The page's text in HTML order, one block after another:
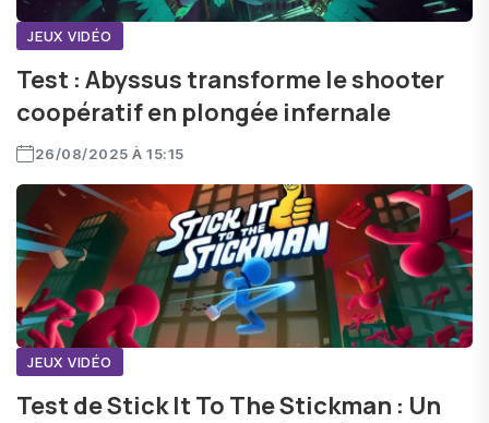
JEUX VIDÉO
Test : Abyssus transforme le shooter
coopératif en plongée infernale
26/08/2025 À 15:15
JEUX VIDÉO
Test de Stick It To The Stickman : Un